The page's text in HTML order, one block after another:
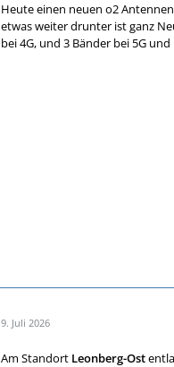
Heute einen neuen o2
etwas weiter drunter ist ganz
bei 4G, und 3 Bänder bei 5G
9. Juli 2026
Am Standort Leonberg-Ost